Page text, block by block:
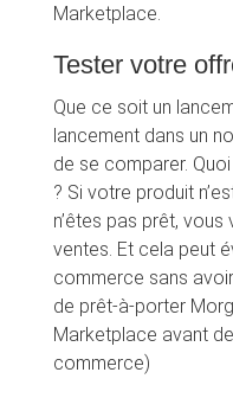
Marketplace.
Tester votre
Que ce soit un
lancement dans un
de se comparer.
? Si votre produit
n’êtes pas prêt,
ventes. Et cela peut
commerce sans
de prêt-à-porter
Marketplace avant
commerce)